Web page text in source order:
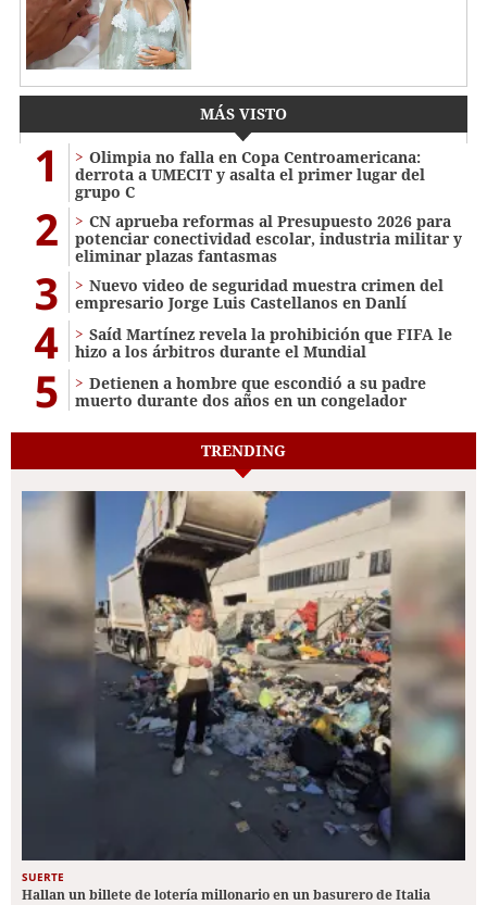
MÁS VISTO
1
Olimpia no falla en Copa Centroamericana:
derrota a UMECIT y asalta el primer lugar del
grupo C
2
CN aprueba reformas al Presupuesto 2026 para
potenciar conectividad escolar, industria militar y
eliminar plazas fantasmas
3
Nuevo video de seguridad muestra crimen del
empresario Jorge Luis Castellanos en Danlí
4
Saíd Martínez revela la prohibición que FIFA le
hizo a los árbitros durante el Mundial
5
Detienen a hombre que escondió a su padre
muerto durante dos años en un congelador
TRENDING
SUERTE
Hallan un billete de lotería millonario en un basurero de Italia